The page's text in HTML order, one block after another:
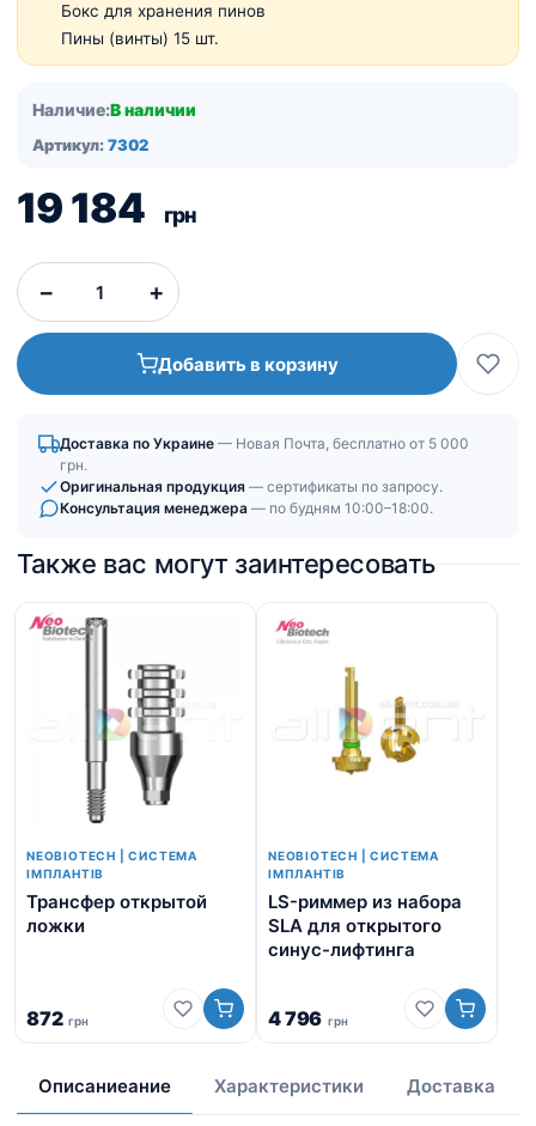
Бокс для хранения пинов
Пины (винты) 15 шт.
Наличие:В наличии
Артикул: 7302
19 184 грн
− +
Добавить в корзину
Доставка по Украине — Новая Почта, бесплатно от 5 000
грн.
Оригинальная продукция — сертификаты по запросу.
Консультация менеджера — по будням 10:00–18:00.
Также вас могут заинтересовать
NEOBIOTECH | СИСТЕМА
ІМПЛАНТІВ
Трансфер открытой
ложки
872 грн
NEOBIOTECH | СИСТЕМА
ІМПЛАНТІВ
LS-риммер из набора
SLA для открытого
синус-лифтинга
4 796 грн
Описаниеание Характеристики Доставка